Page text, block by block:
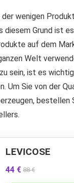
der wenigen
diesem Grund ist
auf dem
Welt
sein, ist es
Um Sie von der
bestellen
LEVICOSE
44 € 88 €